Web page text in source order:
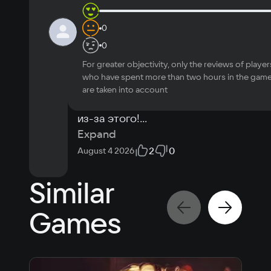
OS
Windows 11
Processor
Intel Core i5-10400F
Memory
NVIDIA GeForce RTX 3060
Space
Ruplaa
С прошлого года
проект изменил
жанр, но стал
интересней и
из-за этого!...
Expand
August 4 2026 2 0
0
0
For greater objectivity, only the reviews of
who have spent more than two hours in the
are taken into account
Similar
Games